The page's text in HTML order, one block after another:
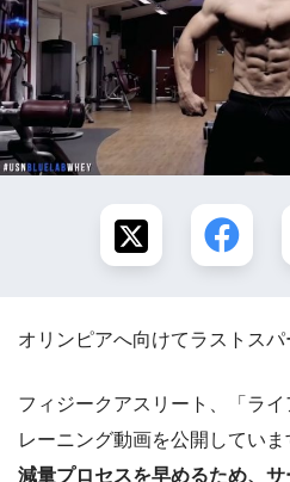
オリンピアへ向けてラストスパ
フィジークアスリート、「ラ
レーニング動画を公開していま
減量プロセスを早めるため、